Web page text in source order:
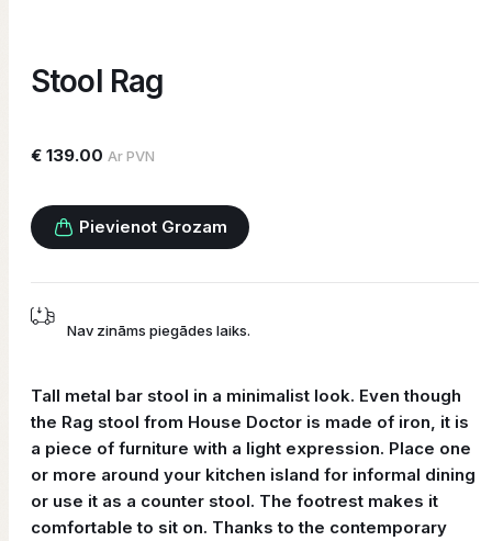
Stool Rag
€ 139.00 Ar PVN
Pievienot Grozam
Nav zināms piegādes laiks.
Tall metal bar stool in a minimalist look. Even though
the Rag stool from House Doctor is made of iron, it is
a piece of furniture with a light expression. Place one
or more around your kitchen island for informal dining
or use it as a counter stool. The footrest makes it
comfortable to sit on. Thanks to the contemporary